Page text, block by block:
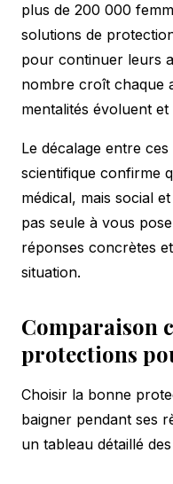
plus de 200 000
solutions de
pour continuer leurs
nombre croît chaque
mentalités évoluent
Le décalage entre
scientifique confirme
médical, mais social
pas seule à vous
réponses concrètes
situation.
Comparaison
protections
Choisir la bonne
baigner pendant ses
un tableau détaillé